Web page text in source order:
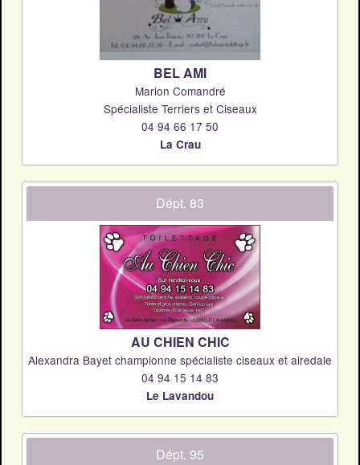
BEL AMI
Marion Comandré
Spécialiste Terriers et Ciseaux
04 94 66 17 50
La Crau
Dépt. 83
AU CHIEN CHIC
Alexandra Bayet championne spécialiste ciseaux et airedale
04 94 15 14 83
Le Lavandou
Dépt. 95